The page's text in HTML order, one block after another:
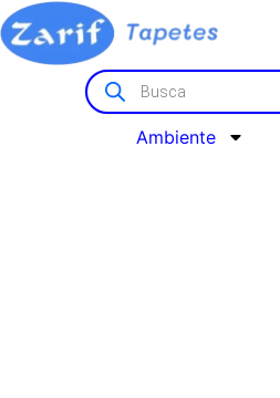
Ambiente